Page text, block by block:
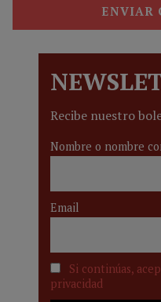
Recibe nuestro
Nombre o nombre
Email
Si continúas,
privacidad